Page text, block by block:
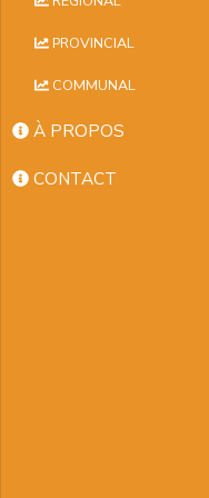
PROVINCIAL
COMMUNAL
À PROPOS
CONTACT